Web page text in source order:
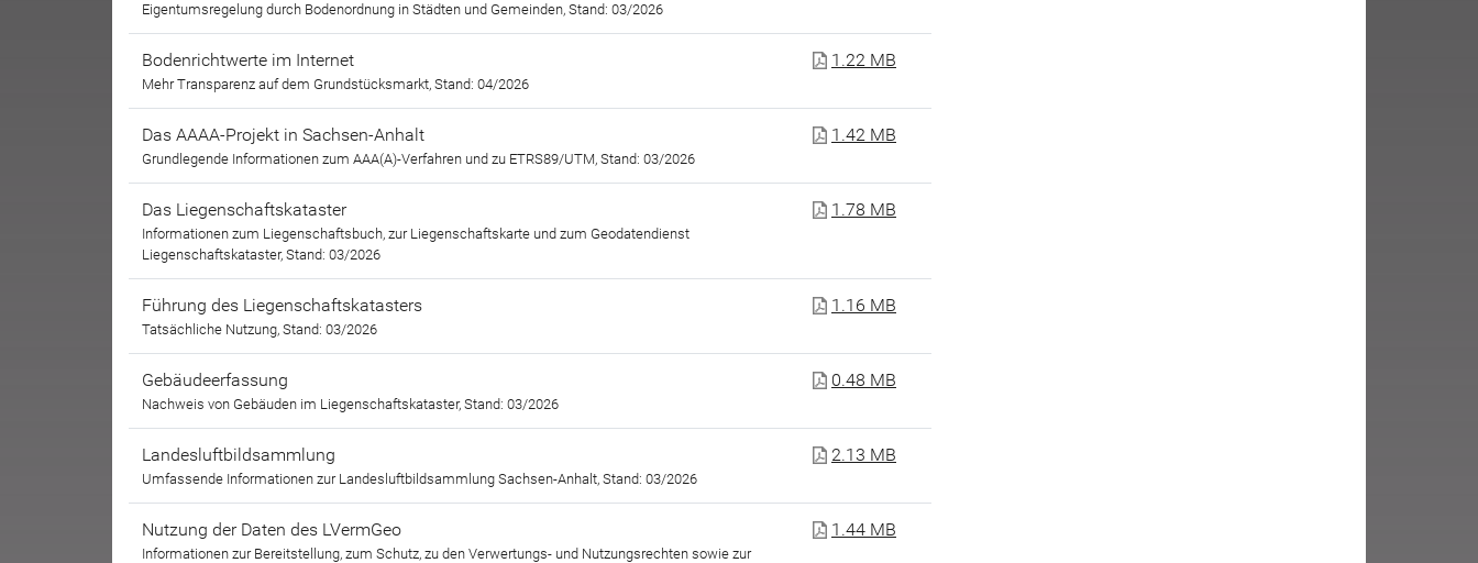
Eigentumsregelung durch Bodenordnung in Städten und Gemeinden, Stand: 03/2026
Bodenrichtwerte im Internet
Mehr Transparenz auf dem Grundstücksmarkt, Stand: 04/2026
1.22 MB
Das AAAA-Projekt in Sachsen-Anhalt
Grundlegende Informationen zum AAA(A)-Verfahren und zu ETRS89/UTM, Stand: 03/2026
1.42 MB
Das Liegenschaftskataster
Informationen zum Liegenschaftsbuch, zur Liegenschaftskarte und zum Geodatendienst
Liegenschaftskataster, Stand: 03/2026
1.78 MB
Führung des Liegenschaftskatasters
Tatsächliche Nutzung, Stand: 03/2026
1.16 MB
Gebäudeerfassung
Nachweis von Gebäuden im Liegenschaftskataster, Stand: 03/2026
0.48 MB
Landesluftbildsammlung
Umfassende Informationen zur Landesluftbildsammlung Sachsen-Anhalt, Stand: 03/2026
2.13 MB
Nutzung der Daten des LVermGeo
Informationen zur Bereitstellung, zum Schutz, zu den Verwertungs- und Nutzungsrechten sowie zur
1.44 MB